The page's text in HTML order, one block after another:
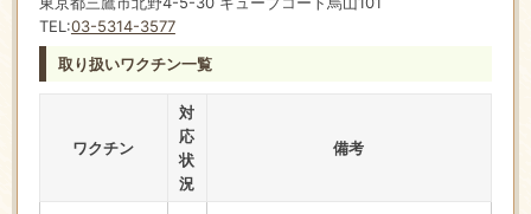
TEL:03-5314-3577
取り扱いワクチン一覧
ワクチン
対
応
状
況
備考